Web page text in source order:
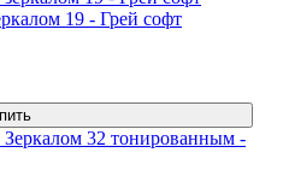
19 - Грей софт